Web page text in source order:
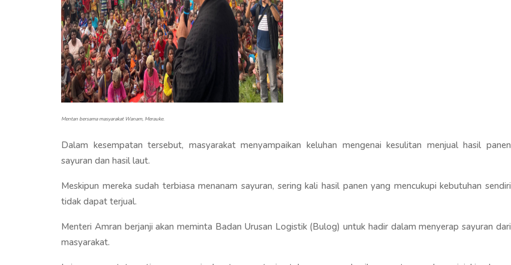
Mentan bersama masyarakat Wanam, Merauke.
Dalam kesempatan tersebut, masyarakat menyampaikan keluhan mengenai kesulitan menjual hasil panen
sayuran dan hasil laut.
Meskipun mereka sudah terbiasa menanam sayuran, sering kali hasil panen yang mencukupi kebutuhan sendiri
tidak dapat terjual.
Menteri Amran berjanji akan meminta Badan Urusan Logistik (Bulog) untuk hadir dalam menyerap sayuran dari
masyarakat.